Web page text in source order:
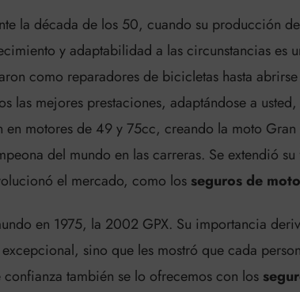
la década de los 50, cuando su producción
y adaptabilidad a las circunstancias es
como reparadores de bicicletas hasta
las mejores prestaciones, adaptándose a
motores de 49 y 75cc, creando la moto
del mundo en las carreras. Se extendió
el mercado, como losseguros de
en 1975, la 2002 GPX. Su importancia
sino que les mostró que cada
también se lo ofrecemos con los